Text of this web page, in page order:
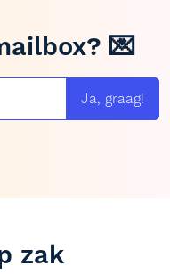
💌
Ja, graag!
zak